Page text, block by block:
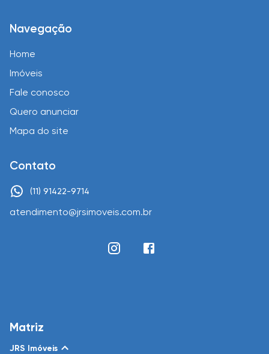
Navegação
Home
Imóveis
Fale conosco
Quero anunciar
Mapa do site
Contato
(11) 91422-9714
atendimento@jrsimoveis.com.br
Matriz
JRS Imóveis